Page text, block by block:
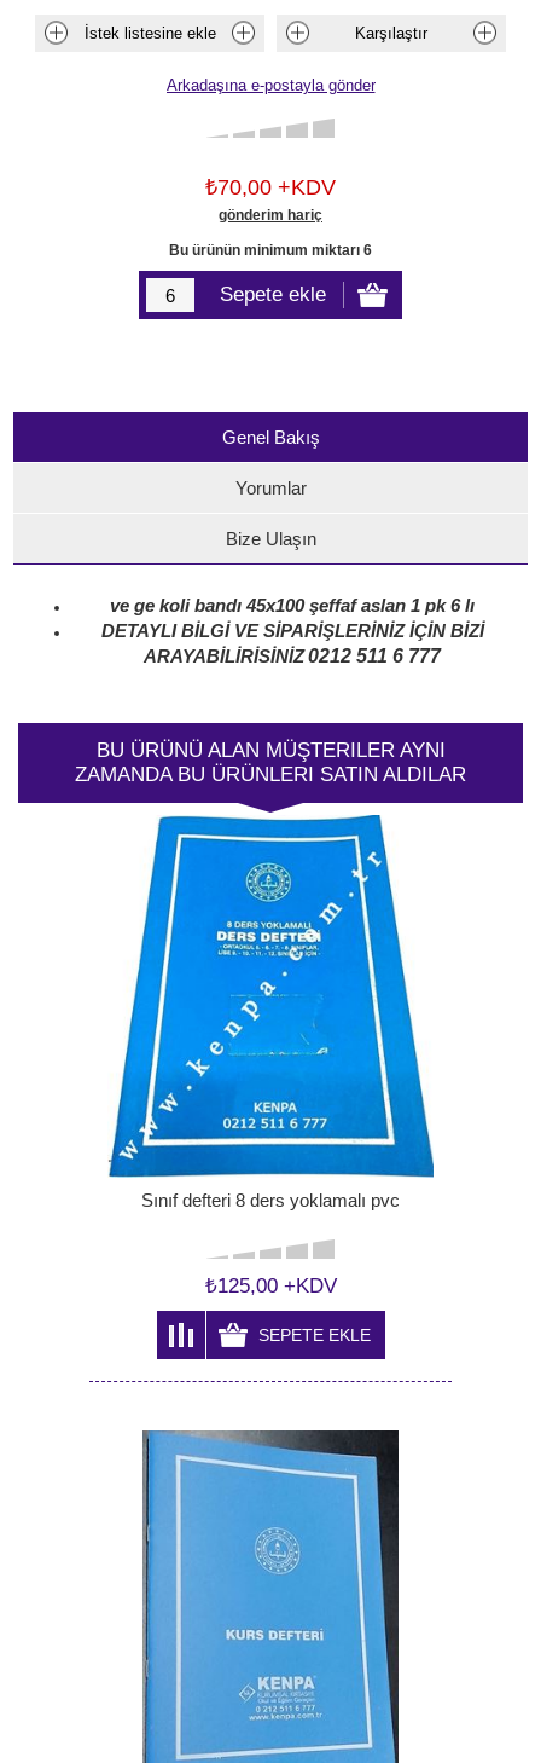
₺70,00 +KDV
gönderim hariç
Bu ürünün minimum miktarı 6
Genel Bakış
Yorumlar
Bize Ulaşın
ve ge koli bandı 45x100 şeffaf aslan 1 pk 6 lı
DETAYLI BİLGİ VE SİPARİŞLERİNİZ İÇİN BİZİ
ARAYABİLİRİSİNİZ0212 511 6 777
BU ÜRÜNÜ ALAN MÜŞTERILER AYNI
ZAMANDA BU ÜRÜNLERI SATIN ALDILAR
Sınıf defteri 8 ders yoklamalı pvc
₺125,00 +KDV